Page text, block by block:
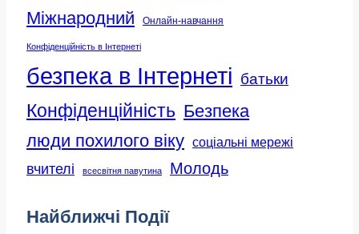
Міжнародний Онлайн-навчання
Конфіденційність в Інтернеті
безпека в Інтернеті батьки
Конфіденційність Безпека
люди похилого віку соціальні мережі
вчителі всесвітня павутина Молодь
Найближчі Події